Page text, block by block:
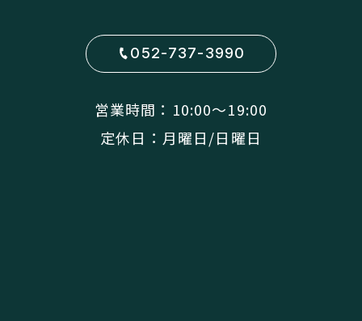
052-737-3990
営業時間：10:00〜19:00
定休日：月曜日/日曜日